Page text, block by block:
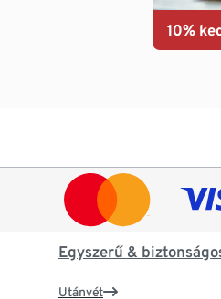
10%
Egyszerű &
Utánvét